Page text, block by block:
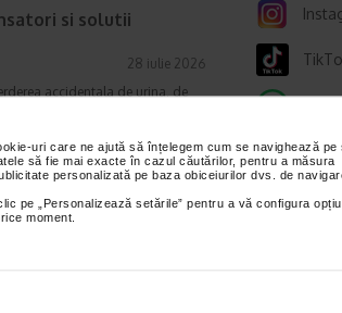
uri care ne ajută să înțelegem cum se navighează pe
să fie mai exacte în cazul căutărilor, pentru a măsura
personalizată pe baza obiceiurilor dvs. de
pe „Personalizează setările” pentru a vă configura
moment.
si solutii
28 iulie 2026
accidentala de urina, de
o afectiune si cum o